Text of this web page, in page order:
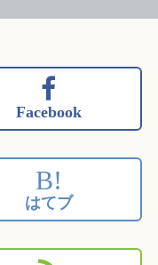
Facebook
B!
はてブ